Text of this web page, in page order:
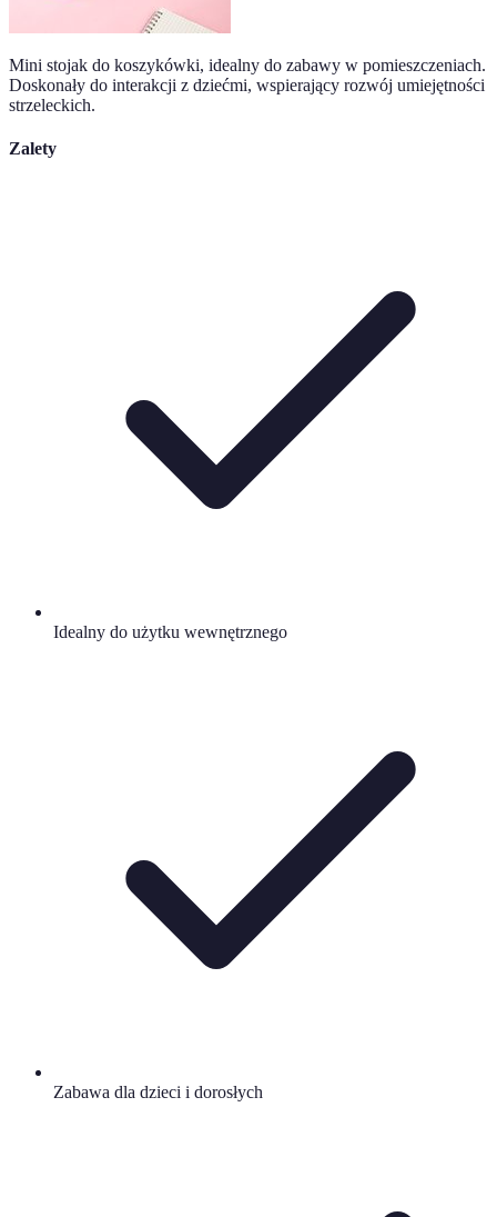
Mini stojak do koszykówki, idealny do zabawy w pomieszczeniach.
Doskonały do interakcji z dziećmi, wspierający rozwój umiejętności
strzeleckich.
Zalety
Idealny do użytku wewnętrznego
Zabawa dla dzieci i dorosłych